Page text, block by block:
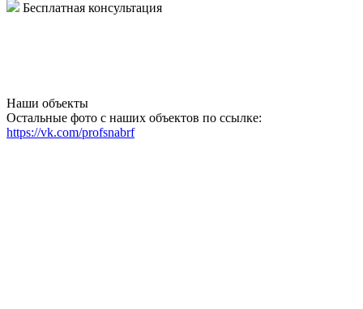
Бесплатная консультация
Наши объекты
Остальные фото с наших объектов по ссылке:
https://vk.com/profsnabrf